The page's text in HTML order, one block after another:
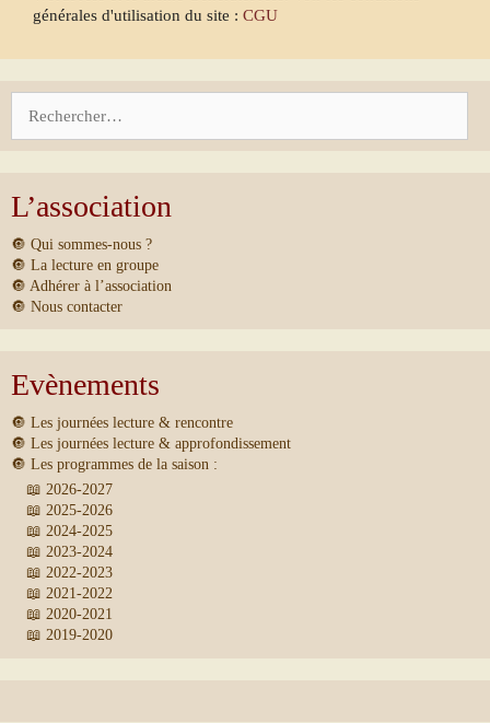
générales d'utilisation du site : CGU
L’association
🔘 Qui sommes-nous ?
🔘 La lecture en groupe
🔘 Adhérer à l’association
🔘 Nous contacter
Evènements
🔘 Les journées lecture & rencontre
🔘 Les journées lecture & approfondissement
🔘 Les programmes de la saison :
📖 2026-2027
📖 2025-2026
📖 2024-2025
📖 2023-2024
📖 2022-2023
📖 2021-2022
📖 2020-2021
📖 2019-2020